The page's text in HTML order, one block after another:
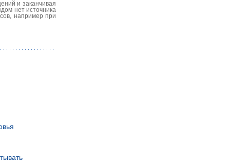
и заканчивая
нет источника
например при